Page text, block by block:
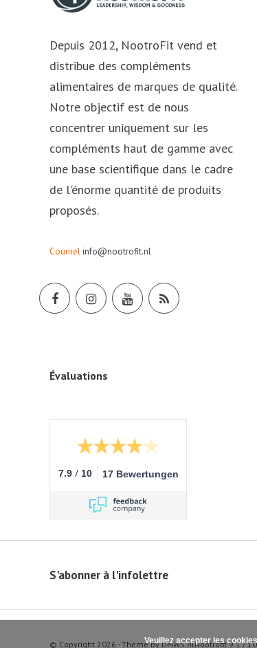
Depuis 2012, NootroFit vend et
distribue des compléments
alimentaires de marques de qualité.
Notre objectif est de nous
concentrer uniquement sur les
compléments haut de gamme avec
une base scientifique dans le cadre
de l'énorme quantité de produits
proposés.
Courrielinfo@nootrofit.nl
Évaluations
7.9 / 10 17 Bewertungen
S'abonner à l'infolettre
© Copyright 2026 - Theme byDMWS.nlNootrofit 9.1/10
Veuillez accepter les